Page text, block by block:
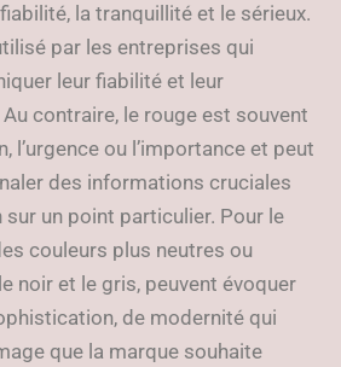
la tranquillité et le sérieux.
par les entreprises qui
leur fiabilité et leur
contraire, le rouge est souvent
l’urgence ou l’importance et peut
des informations cruciales
sur un point particulier. Pour le
couleurs plus neutres ou
noir et le gris, peuvent évoquer
de modernité qui
que la marque souhaite